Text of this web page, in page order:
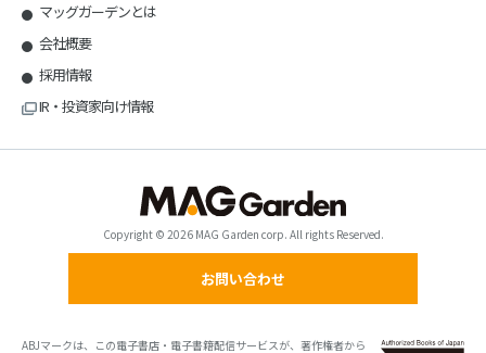
マッグガーデンとは
会社概要
採用情報
IR・投資家向け情報
Copyright © 2026 MAG Garden corp. All rights Reserved.
お問い合わせ
ABJマークは、この電子書店・電子書籍配信サービスが、著作権者から